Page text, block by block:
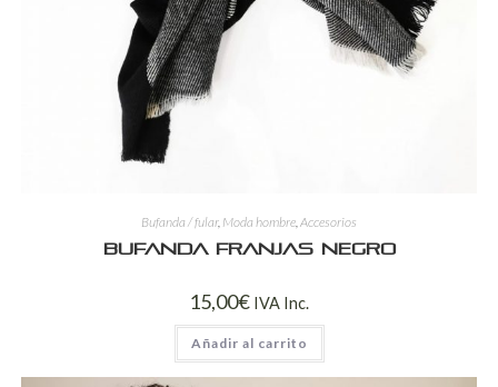
Bufanda / fular, Moda hombre,Accesorios
Bufanda franjas negro
15,00€ IVA Inc.
Añadir al carrito